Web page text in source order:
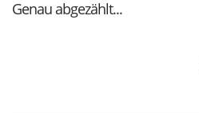
Genau abgezählt...